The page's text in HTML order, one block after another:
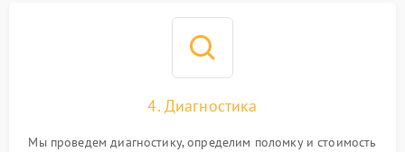
4. Диагностика
Мы проведем диагностику, определим поломку и стоимость